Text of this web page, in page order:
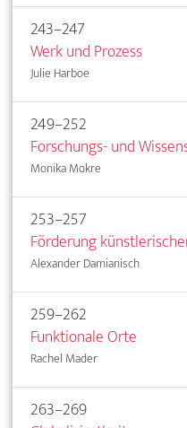
243–247
Werk und Prozess
Julie Harboe
249–252
Forschungs- und
Monika Mokre
253–257
Förderung
Alexander Damianisch
259–262
Funktionale Orte
Rachel Mader
263–269